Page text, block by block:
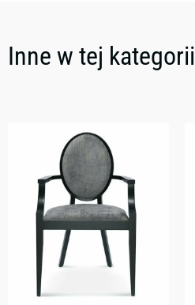
Inne w tej kategorii